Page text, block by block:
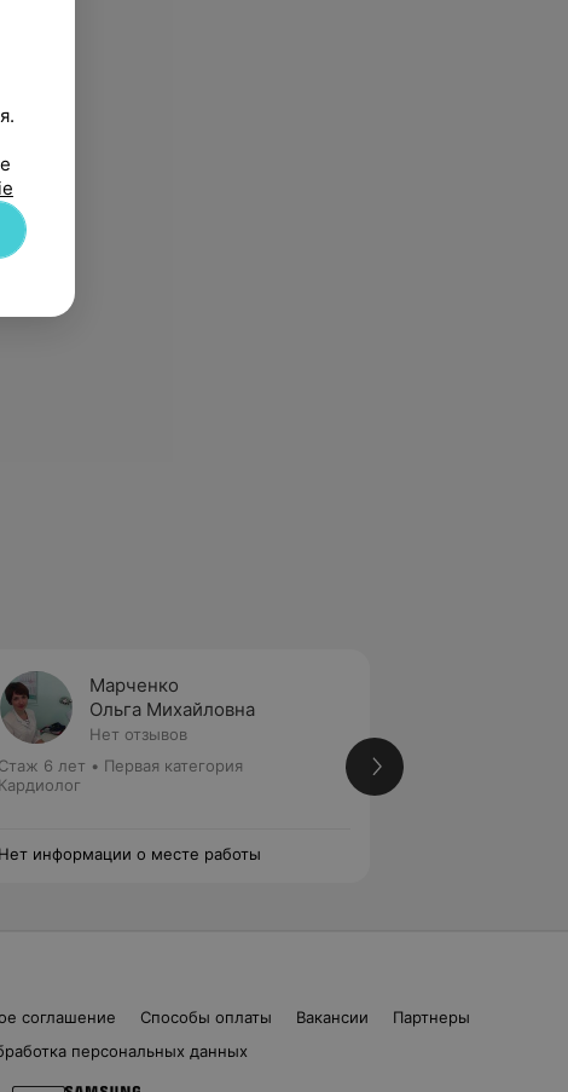
Марченко
Ольга Михайловна
Нет отзывов
Стаж 6 лет • Первая категория
Кардиолог
Нет информации о месте работы
соглашение Способы оплаты Вакансии
Партнеры
персональных данных